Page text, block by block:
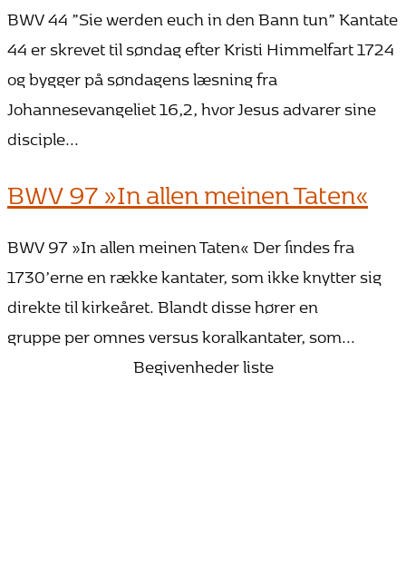
BWV 44 ”Sie werden euch in den Bann tun” Kantate
44 er skrevet til søndag efter Kristi Himmelfart 1724
og bygger på søndagens læsning fra
Johannesevangeliet 16,2, hvor Jesus advarer sine
disciple...
BWV 97 »In allen meinen Taten«
BWV 97 »In allen meinen Taten« Der findes fra
1730’erne en række kantater, som ikke knytter sig
direkte til kirkeåret. Blandt disse hører en
gruppe per omnes versus koralkantater, som...
Begivenheder liste